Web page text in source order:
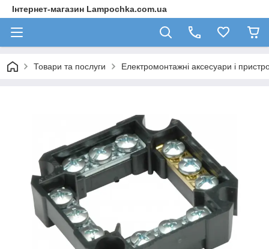
Інтернет-магазин Lampochka.com.ua
Товари та послуги Електромонтажні аксесуари і